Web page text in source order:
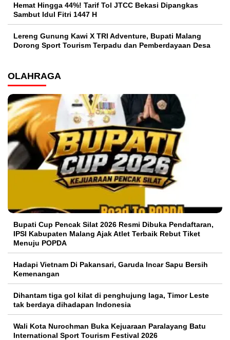
Hemat Hingga 44%! Tarif Tol JTCC Bekasi Dipangkas
Sambut Idul Fitri 1447 H
Lereng Gunung Kawi X TRI Adventure, Bupati Malang
Dorong Sport Tourism Terpadu dan Pemberdayaan Desa
OLAHRAGA
Bupati Cup Pencak Silat 2026 Resmi Dibuka Pendaftaran,
IPSI Kabupaten Malang Ajak Atlet Terbaik Rebut Tiket
Menuju POPDA
Hadapi Vietnam Di Pakansari, Garuda Incar Sapu Bersih
Kemenangan
Dihantam tiga gol kilat di penghujung laga, Timor Leste
tak berdaya dihadapan Indonesia
Wali Kota Nurochman Buka Kejuaraan Paralayang Batu
International Sport Tourism Festival 2026